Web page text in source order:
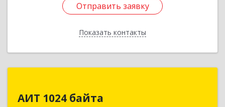
Отправить заявку
Показать контакты
Отправить заявку
Назад
АИТ 1024 байта